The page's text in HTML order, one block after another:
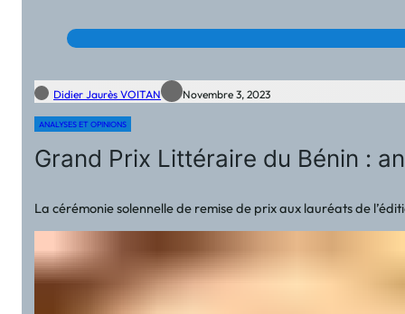
Didier Jaurès VOITAN Novembre 3, 2023
ANALYSES ET OPINIONS
Grand Prix Littéraire du Bénin :
La cérémonie solennelle de remise de prix aux lauréats de